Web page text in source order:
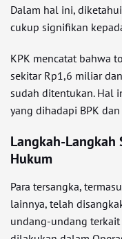
Dalam hal ini,
cukup signifikan
KPK mencatat bahwa
sekitar Rp1,6 miliar
sudah ditentukan. Hal
yang dihadapi BPK dan
Langkah-Langkah
Hukum
Para tersangka,
lainnya, telah
undang-undang